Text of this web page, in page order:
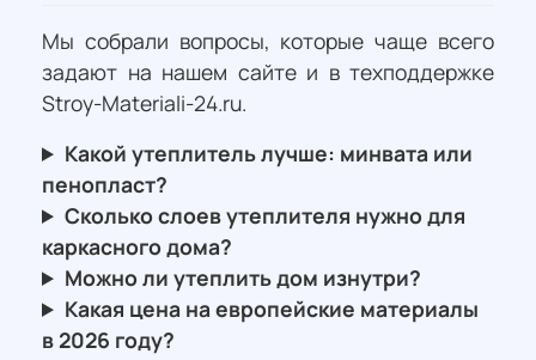
Мы собрали вопросы, которые чаще всего
задают на нашем сайте и в техподдержке
Stroy-Materiali-24.ru.
Какой утеплитель лучше: минвата или
пенопласт?
Сколько слоев утеплителя нужно для
каркасного дома?
Можно ли утеплить дом изнутри?
Какая цена на европейские материалы
в 2026 году?